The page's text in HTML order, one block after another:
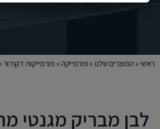
ראשי»המוצרים שלנו »פורמייקה»פורמייקות דקודור
לבן מבריק מגנטי